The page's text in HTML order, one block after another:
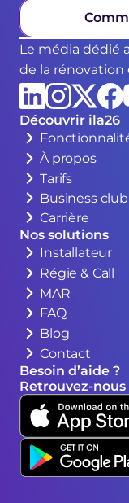
Le média dédié
de la
Découvrir ila26
À propos
Tarifs
Business club
Carrière
Nos solutions
Installateur
Régie & Call
MAR
FAQ
Blog
Contact
Besoin d’aide ?
Retrouvez-nous